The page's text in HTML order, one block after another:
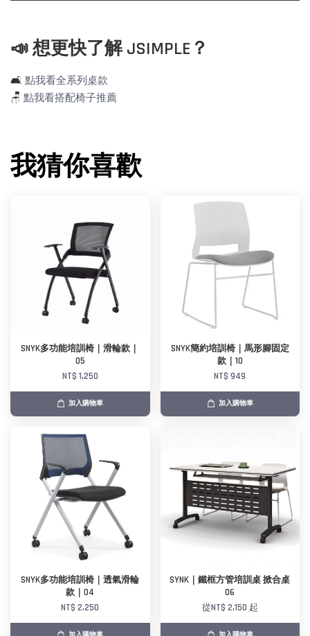
📣 想更快了解 JSIMPLE？
🛋️ 點我看全系列桌款
🪑 點我看搭配椅子推薦
我猜你喜歡
SNYK多功能培訓椅｜滑輪款｜
05
NT$ 1,250
加入購物車
SNYK簡約培訓椅｜馬形腳固定
款｜10
NT$ 949
加入購物車
SNYK多功能培訓椅｜透氣滑輪
款｜04
NT$ 2,250
SYNK｜鐵框方管培訓桌 掀合桌
06
從NT$ 2,150 起